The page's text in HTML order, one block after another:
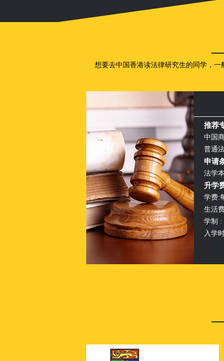
想要去中国香港读法律研究生的同学，一
推荐
中国
普通
申请
法学
升学
学费:
生活
学制 :
入学